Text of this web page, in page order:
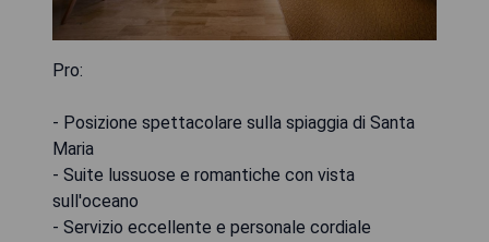
Pro:
- Posizione spettacolare sulla spiaggia di Santa
Maria
- Suite lussuose e romantiche con vista
sull'oceano
- Servizio eccellente e personale cordiale